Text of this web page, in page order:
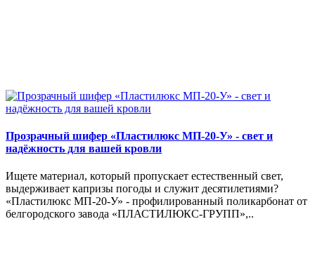
Прозрачный шифер «Пластилюкс МП-20-У» - свет и
надёжность для вашей кровли
Ищете материал, который пропускает естественный свет,
выдерживает капризы погоды и служит десятилетиями?
«Пластилюкс МП-20-У» - профилированный поликарбонат от
белгородского завода «ПЛАСТИЛЮКС-ГРУПП»,..